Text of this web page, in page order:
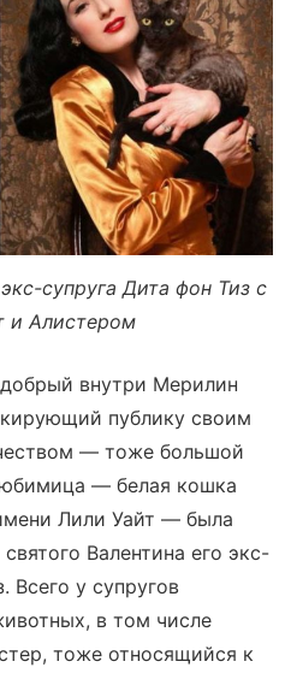
супруга Дита фон Тиз с
и Алистером
внутри Мерилин
публику своим
— тоже большой
— белая кошка
Лили Уайт — была
Валентина его экс-
Всего у супругов
в том числе
тоже относящийся к